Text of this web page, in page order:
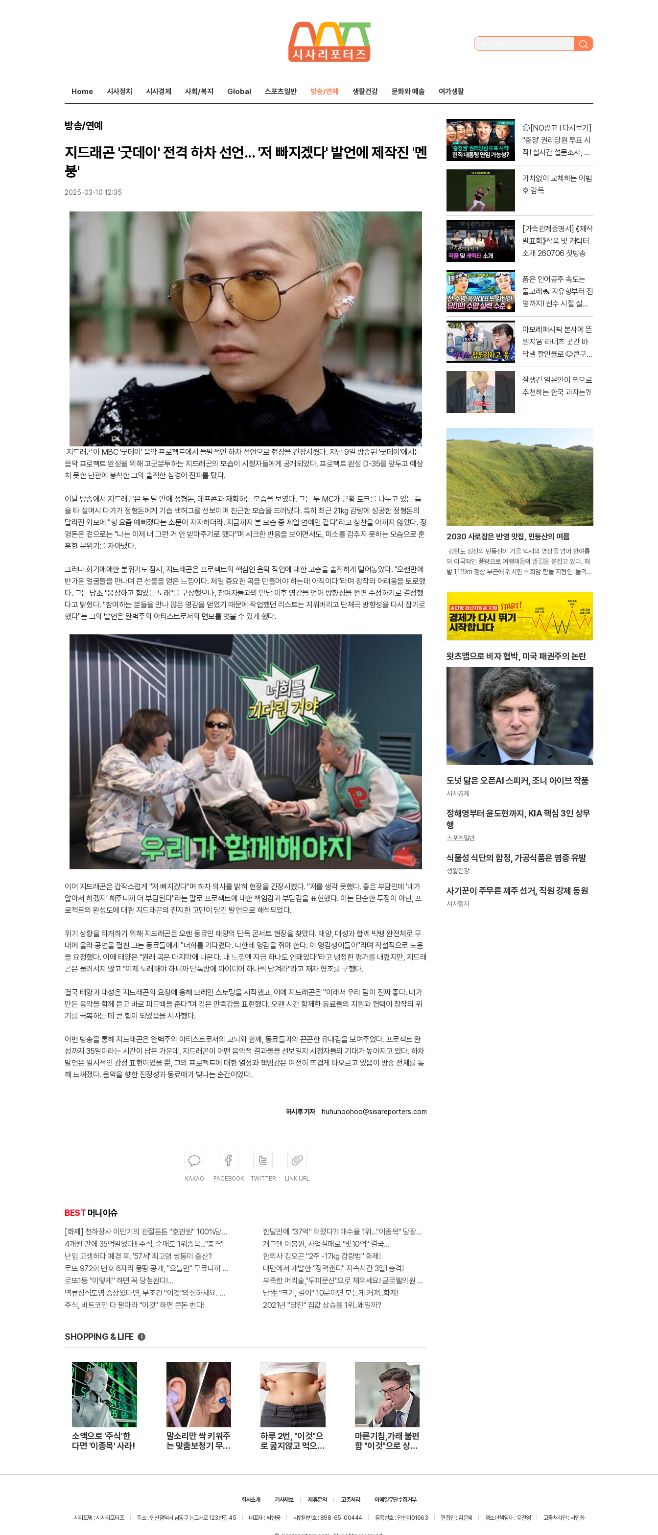
검
Home 시사정치 시사경제 사회/복지 Global 스포츠일반 방송/연예 생활건강 문화와 예술 여가생활
방송/연예
지드래곤 '굿데이' 전격 하차 선언... '저 빠지겠다' 발언에 제작진 '멘
붕'
2025-03-10 12:35
지드래곤이 MBC '굿데이' 음악 프로젝트에서 돌발적인 하차 선언으로 현장을 긴장시켰다. 지난 9일 방송된 '굿데이'에서는
음악 프로젝트 완성을 위해 고군분투하는 지드래곤의 모습이 시청자들에게 공개되었다. 프로젝트 완성 D-35를 앞두고 예상
치 못한 난관에 봉착한 그의 솔직한 심경이 전파를 탔다.
이날 방송에서 지드래곤은 두 달 만에 정형돈, 데프콘과 재회하는 모습을 보였다. 그는 두 MC가 근황 토크를 나누고 있는 틈
을 타 살며시 다가가 정형돈에게 기습 백허그를 선보이며 친근한 모습을 드러냈다. 특히 최근 21kg 감량에 성공한 정형돈의
달라진 외모에 "형 요즘 예뻐졌다는 소문이 자자하더라. 지금까지 본 모습 중 제일 연예인 같다"라고 칭찬을 아끼지 않았다. 정
형돈은 겉으로는 "나는 이제 너 그런 거 안 받아주기로 했다"며 시크한 반응을 보이면서도, 미소를 감추지 못하는 모습으로 훈
훈한 분위기를 자아냈다.
그러나 화기애애한 분위기도 잠시, 지드래곤은 프로젝트의 핵심인 음악 작업에 대한 고충을 솔직하게 털어놓았다. "오랜만에
반가운 얼굴들을 만나며 큰 선물을 얻은 느낌이다. 제일 중요한 곡을 만들어야 하는데 아직이다"라며 창작의 어려움을 토로했
다. 그는 당초 "웅장하고 힘있는 노래"를 구상했으나, 참여자들과의 만남 이후 영감을 얻어 방향성을 전면 수정하기로 결정했
다고 밝혔다. "참여하는 분들을 만나 많은 영감을 얻었기 때문에 작업했던 리스트는 지워버리고 단체곡 방향성을 다시 잡기로
했다"는 그의 발언은 완벽주의 아티스트로서의 면모를 엿볼 수 있게 했다.
이어 지드래곤은 갑작스럽게 "저 빠지겠다"며 하차 의사를 밝혀 현장을 긴장시켰다. "저를 생각 못했다. 좋은 부담인데 '네가
알아서 하겠지' 해주니까 더 부담된다"라는 말로 프로젝트에 대한 책임감과 부담감을 표현했다. 이는 단순한 투정이 아닌, 프
로젝트의 완성도에 대한 지드래곤의 진지한 고민이 담긴 발언으로 해석되었다.
위기 상황을 타개하기 위해 지드래곤은 오랜 동료인 태양의 단독 콘서트 현장을 찾았다. 태양, 대성과 함께 빅뱅 완전체로 무
대에 올라 공연을 펼친 그는 동료들에게 "너희를 기다렸다. 나한테 영감을 줘야 한다. 이 영감쟁이들아"라며 직설적으로 도움
을 요청했다. 이에 태양은 "원래 곡은 마지막에 나온다. 내 느낌엔 지금 하나도 안돼있다"라고 냉정한 평가를 내렸지만, 지드래
곤은 물러서지 않고 "이제 노래해야 하니까 단톡방에 아이디어 하나씩 남겨라"라고 재차 협조를 구했다.
결국 태양과 대성은 지드래곤의 요청에 응해 브레인 스토밍을 시작했고, 이에 지드래곤은 "이래서 우리 팀이 진짜 좋다. 내가
만든 음악을 함께 듣고 바로 피드백을 준다"며 깊은 만족감을 표현했다. 오랜 시간 함께한 동료들의 지원과 협력이 창작의 위
기를 극복하는 데 큰 힘이 되었음을 시사했다.
이번 방송을 통해 지드래곤은 완벽주의 아티스트로서의 고뇌와 함께, 동료들과의 끈끈한 유대감을 보여주었다. 프로젝트 완
성까지 35일이라는 시간이 남은 가운데, 지드래곤이 어떤 음악적 결과물을 선보일지 시청자들의 기대가 높아지고 있다. 하차
발언은 일시적인 감정 표현이었을 뿐, 그의 프로젝트에 대한 열정과 책임감은 여전히 뜨겁게 타오르고 있음이 방송 전체를 통
해 느껴졌다. 음악을 향한 진정성과 동료애가 빛나는 순간이었다.
허시후 기자 huhuhoohoo@sisareporters.com
KAKAO FACEBOOK TWITTER LINK URL
BEST 머니이슈
[화제] 천하장사 이만기의 관절튼튼 "호관원" 100%당첨 혜택 난리나!!
4개월 만에 35억벌었다!! 주식, 순매도 1위종목..."충격"
난임 고생하다 폐경 후, '57세' 최고령 쌍둥이 출산?
로또 972회 번호 6자리 몽땅 공개, "오늘만" 무료니까 꼭 오늘 확인하세요.
로또1등 "이렇게" 하면 꼭 당첨된다!...
역류성식도염 증상있다면, 무조건 "이것"의심하세요. 간단치료법 나왔다!
주식, 비트코인 다 팔아라 "이것" 하면 큰돈 번다!
한달만에 "37억" 터졌다?! 매수율 1위..."이종목" 당장사라!
개그맨 이봉원, 사업실패로 "빛10억" 결국…
한의사 김오곤 "2주 -17kg 감량법" 화제!
대만에서 개발한 "정력캔디" 지속시간 3일! 충격!
부족한 머리숱,"두피문신"으로 채우세요! 글로웰의원 의)96837
남性 "크기, 길이" 10분이면 모든게 커져..화제!
2021년 "당진" 집값 상승률 1위..왜일까?
SHOPPING & LIFE i
소액으로 '주식'한
다면 '이종목' 사라!
말소리만 싹 키워주
는 맞춤보청기 무료
하루 2번, "이것"으
로 굶지않고 먹으면
마른기침,가래 불편
함 "이것"으로 상쾌
🔴[NO광고 I 다시보기]
''충청' 권리당원 투표 시
작! 실시간 설문조사, 시
청자들이 선택한 당대표
1위는? I #이동형 #김민
석 #정청래 #전당대회
가차없이 교체하는 이범
호 감독
[가족관계증명서] 《제작
발표회》작품 및 캐릭터
소개 260706 첫방송
폼은 인어공주 속도는
돌고래🐬 자유형부터 접
영까지! 선수 시절 실력
그대로인 유이 클라스
ㄷㄷ #무쇠소녀단
아모레퍼시픽 본사에 뜬
원지🚨 라네즈 곳간 바
닥낼 할인율로 🐶큰구매
가자ㅏㅏㅏ [단종되면
가만안둠 EP.2]
잘생긴 일본인이 찐으로
추천하는 한국 과자는?!
2030 사로잡은 반영 맛집, 민둥산의 여름
강원도 정선의 민둥산이 가을 억새의 명성을 넘어 한여름
의 이국적인 풍광으로 여행객들의 발길을 붙잡고 있다. 해
발 1,119m 정상 부근에 위치한 석회암 함몰 지형인 '돌리
타면서부터다. 석회암 지대의 갈라진 틈으로 빗물이 스며
들어 형성된 이 물웅덩이는
왓츠앱으로 비자 협박, 미국 패권주의 논란
도넛 닮은 오픈AI 스피커, 조니 아이브 작품
시사경제
정해영부터 윤도현까지, KIA 핵심 3인 상무
행
스포츠일반
식물성 식단의 함정, 가공식품은 염증 유발
생활건강
사기꾼이 주무른 제주 선거, 직원 강제 동원
시사정치
회사소개 기사제보 제휴문의 고충처리 이메일무단수집거부
사이트명 : 시사리포터즈 주소 : 인천광역시 남동구 논고개로 123번길 45 대표자 : 박현웅 사업자번호 : 898-65-00444 등록번호 : 인천아01663 편집인 : 김은혜 청소년책임자 : 유진영 고충처리인 : 서인화